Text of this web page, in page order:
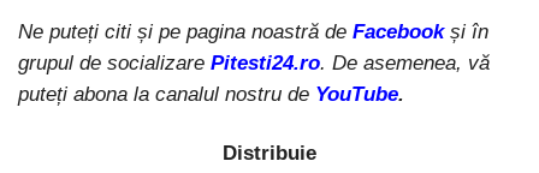
Ne puteți citi și pe pagina noastră de Facebookși în
grupul de socializare Pitesti24.ro. De asemenea, vă
puteți abona la canalul nostru de YouTube.
Distribuie